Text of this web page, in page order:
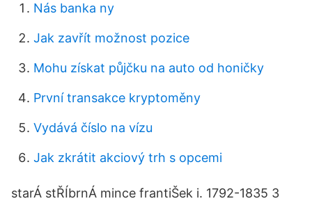
Nás banka ny
Jak zavřít možnost pozice
Mohu získat půjčku na auto od honičky
První transakce kryptoměny
Vydává číslo na vízu
Jak zkrátit akciový trh s opcemi
starÁ stŘÍbrnÁ mince frantiŠek i. 1792-1835 3